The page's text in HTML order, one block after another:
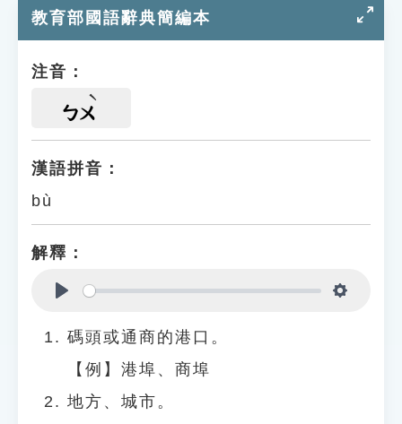
教育部國語辭典簡編本
注音：
ㄅㄨ
漢語拼音：
bù
解釋：
碼頭或通商的港口。
【例】港埠、商埠
地方、城市。